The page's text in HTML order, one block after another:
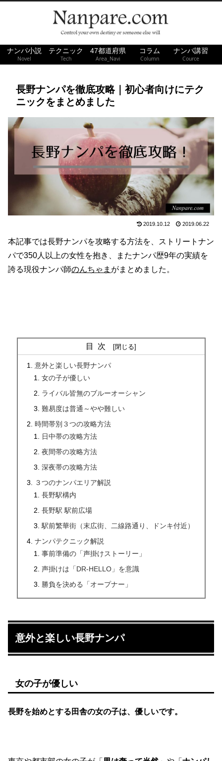
ナンパ小説
Novel
テクニック
Tech
47都道府県
Area_Navi
コラム
Column
ナンパ講習
Cource
長野ナンパを徹底攻略｜初心者向けにテク
ニックをまとめました
2019.10.12 2019.06.22
本記事では長野ナンパを攻略する方法を、ストリートナン
パで350人以上の女性を抱き、またナンパ歴9年の実績を
誇る現役ナンパ師のんちゃま がまとめました。
目次
意外と楽しい長野ナンパ
女の子が優しい
ライバル皆無のブルーオーシャン
難易度は普通～やや難しい
時間帯別３つの攻略方法
日中帯の攻略方法
夜間帯の攻略方法
深夜帯の攻略方法
３つのナンパエリア解説
長野駅構内
長野駅 駅前広場
駅前繁華街（末広街、二線路通り、ドンキ付近）
ナンパテクニック解説
事前準備の「声掛けストーリー」
声掛けは「DR-HELLO」を意識
勝負を決める「オープナー」
意外と楽しい長野ナンパ
女の子が優しい
長野を始めとする田舎の女の子は、優しいです。